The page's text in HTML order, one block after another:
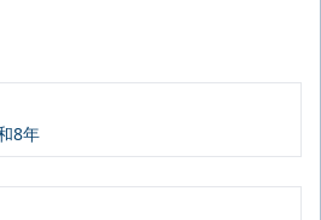
8年